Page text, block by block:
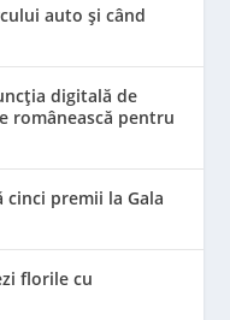
auto și când
digitală de
românească pentru
cinci premii la Gala
florile cu